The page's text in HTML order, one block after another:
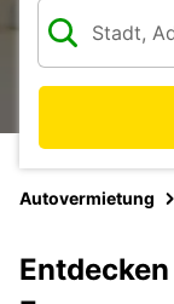
Autovermietung